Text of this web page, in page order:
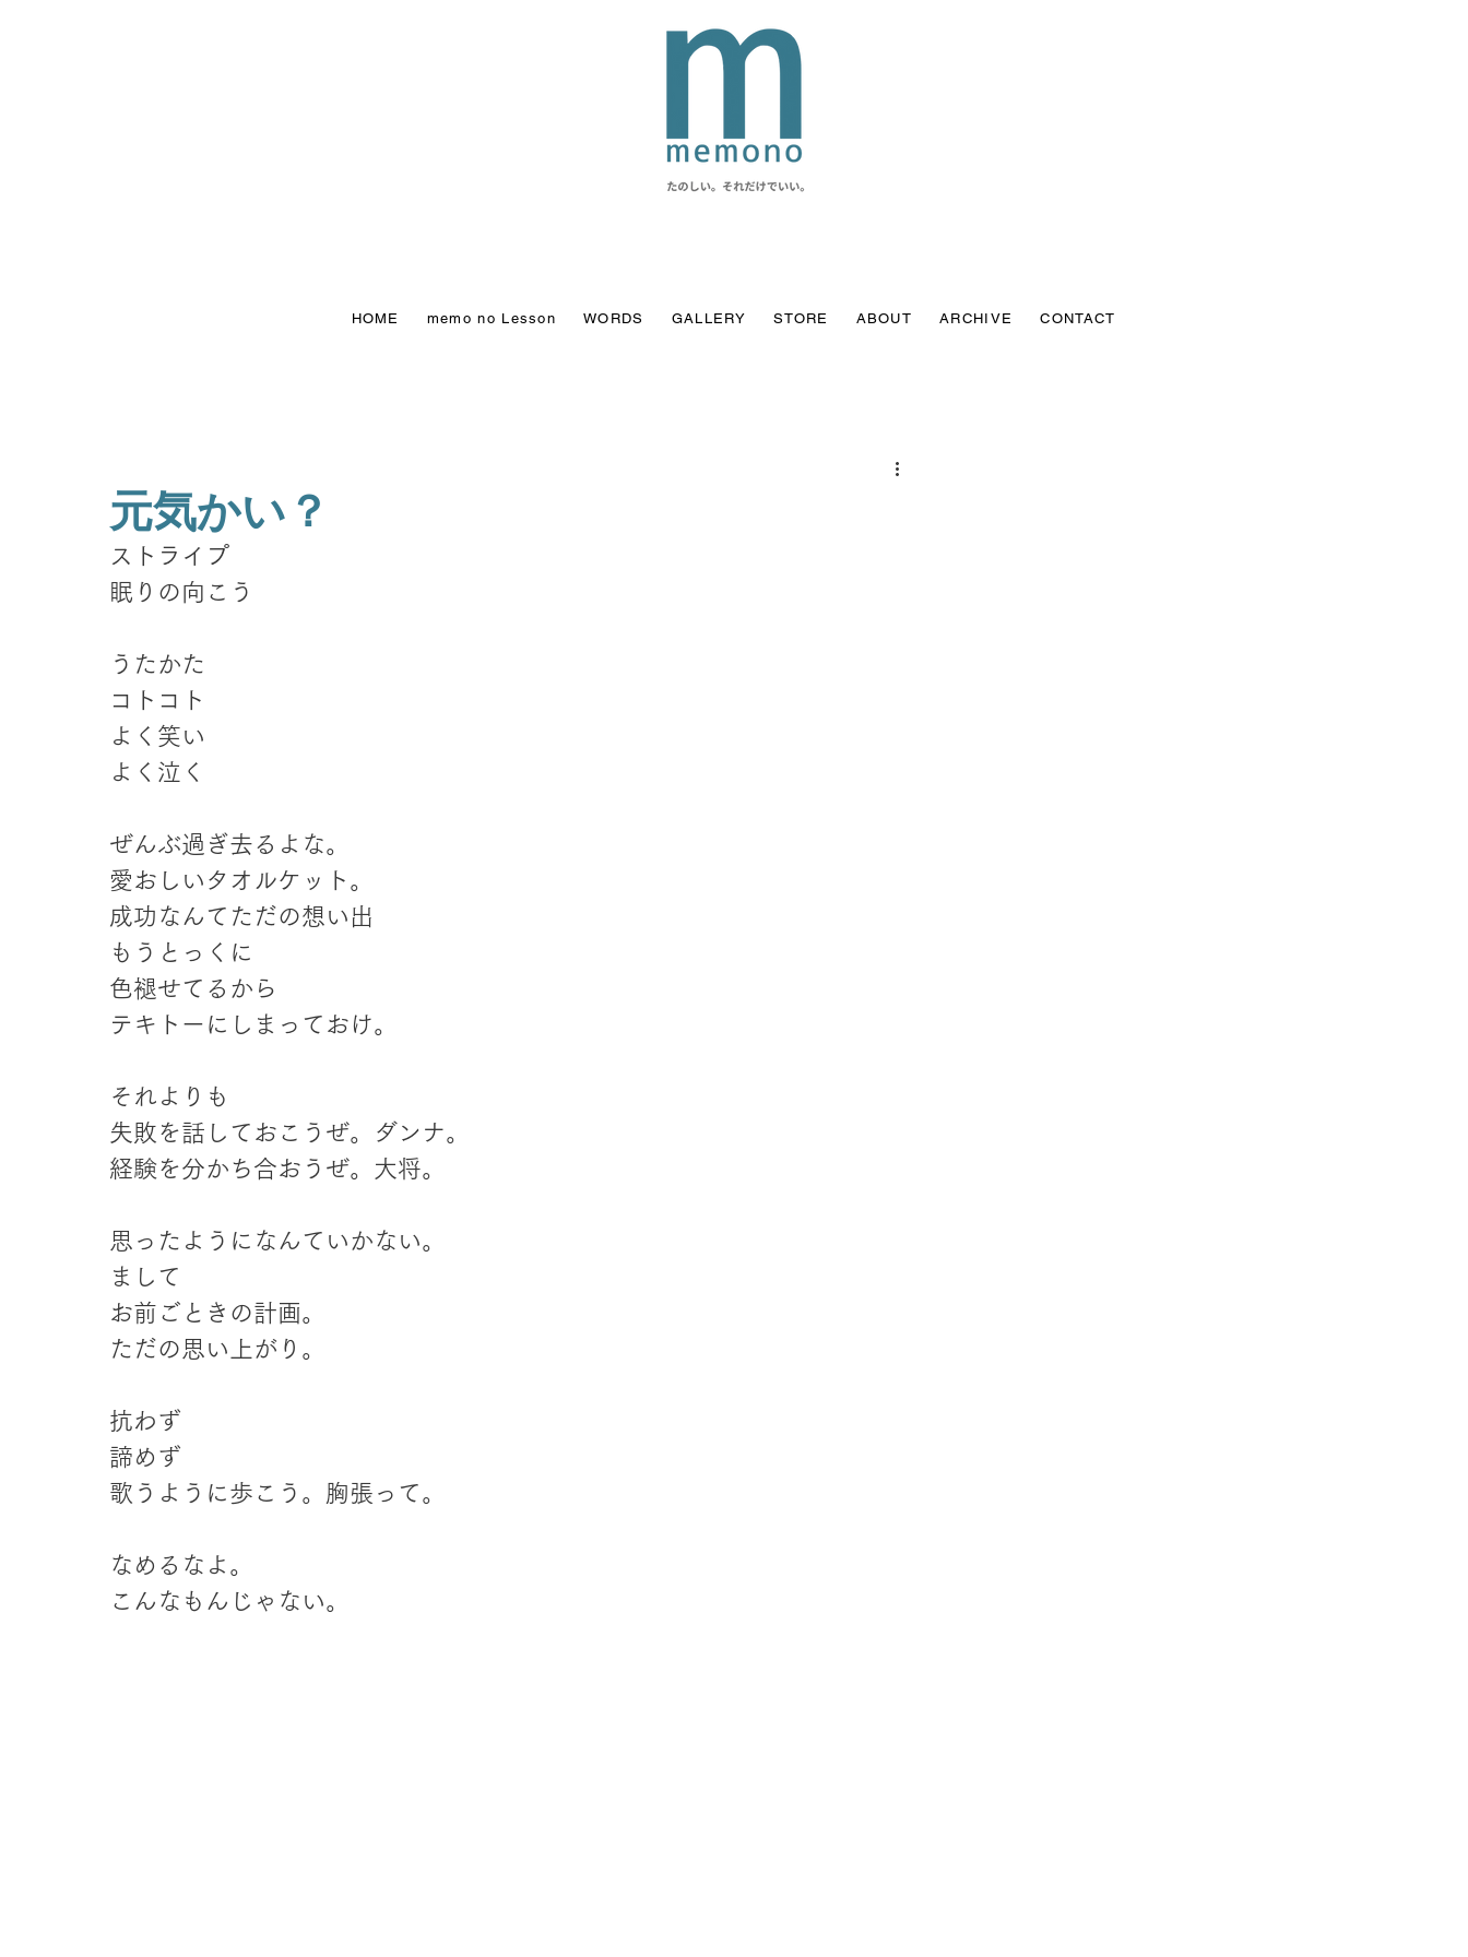
HOME memo no Lesson WORDS GALLERY STORE ABOUT ARCHIVE CONTACT
元気かい？
ストライプ
眠りの向こう
うたかた
コトコト
よく笑い
よく泣く
ぜんぶ過ぎ去るよな。
愛おしいタオルケット。
成功なんてただの想い出
もうとっくに
色褪せてるから
テキトーにしまっておけ。
それよりも
失敗を話しておこうぜ。ダンナ。
経験を分かち合おうぜ。大将。
思ったようになんていかない。
まして
お前ごときの計画。
ただの思い上がり。
抗わず
諦めず
歌うように歩こう。胸張って。
なめるなよ。
こんなもんじゃない。